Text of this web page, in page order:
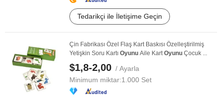
Tedarikçi ile İletişime Geçin
Çin Fabrikası Özel Flaş Kart Baskısı Özelleştirilmiş
Yetişkin Soru Kartı Oyunu Aile KartOyunu Çocuk ...
$1,8-2,00 / Ayarla
Minimum miktar:1.000 Set